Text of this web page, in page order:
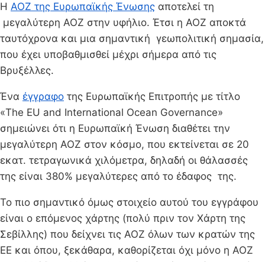
Η ΑΟΖ της Ευρωπαϊκής Ένωσης αποτελεί τη
μεγαλύτερη ΑΟΖ στην υφήλιο. Έτσι η ΑΟΖ αποκτά
ταυτόχρονα και μια σημαντική γεωπολιτική σημασία,
που έχει υποβαθμισθεί μέχρι σήμερα από τις
Βρυξέλλες.
Ένα έγγραφο της Ευρωπαϊκής Επιτροπής με τίτλο
«The EU and Ιnternational Οcean Governance»
σημειώνει ότι η Ευρωπαϊκή Ένωση διαθέτει την
μεγαλύτερη ΑΟΖ στον κόσμο, που εκτείνεται σε 20
εκατ. τετραγωνικά χιλόμετρα, δηλαδή οι θάλασσές
της είναι 380% μεγαλύτερες από το έδαφος της.
Το πιο σημαντικό όμως στοιχείο αυτού του εγγράφου
είναι ο επόμενος χάρτης (πολύ πριν τον Χάρτη της
Σεβίλλης) που δείχνει τις ΑΟΖ όλων των κρατών της
ΕΕ και όπου, ξεκάθαρα, καθορίζεται όχι μόνο η ΑΟΖ